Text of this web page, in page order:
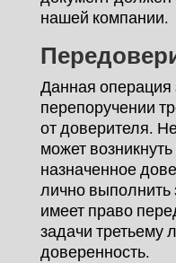
нашей компании.
Данная операция
перепоручении
от доверителя.
может
назначенное
лично выполнить
имеет право
задачи третьему
доверенность.